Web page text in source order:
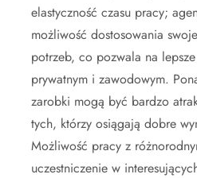
elastyczność czasu pracy;
możliwość dostosowania
potrzeb, co pozwala na
prywatnym i zawodowym.
zarobki mogą być bardzo
tych, którzy osiągają dobre
Możliwość pracy z
uczestniczenie w